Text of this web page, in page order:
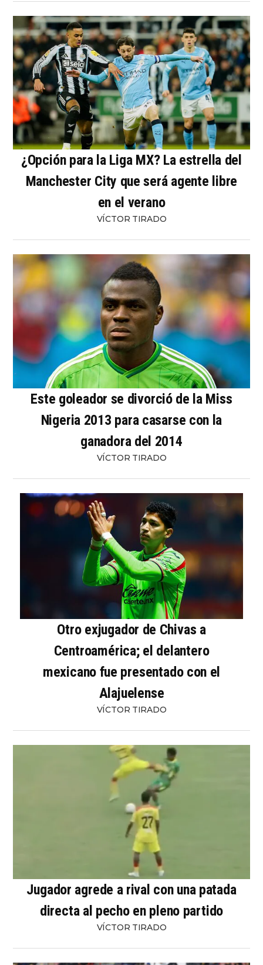
¿Opción para la Liga MX? La estrella del
Manchester City que será agente libre
en el verano
VÍCTOR TIRADO
Este goleador se divorció de la Miss
Nigeria 2013 para casarse con la
ganadora del 2014
VÍCTOR TIRADO
Otro exjugador de Chivas a
Centroamérica; el delantero
mexicano fue presentado con el
Alajuelense
VÍCTOR TIRADO
Jugador agrede a rival con una patada
directa al pecho en pleno partido
VÍCTOR TIRADO